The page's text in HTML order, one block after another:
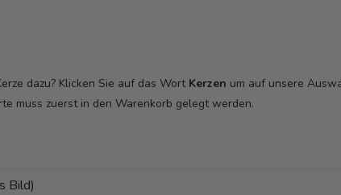
dazu? Klicken Sie auf das Wort Kerzen um auf unsere
muss zuerst in den Warenkorb gelegt werden.
Bild)